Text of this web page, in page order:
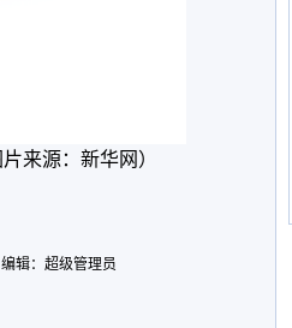
来源：新华网）
编辑：超级管理员